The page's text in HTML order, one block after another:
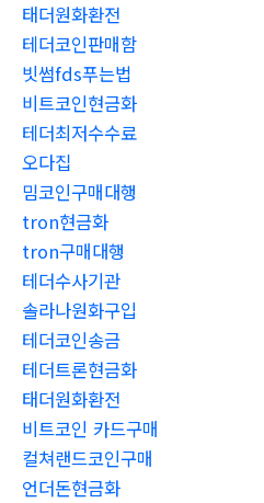
태더원화환전
테더코인판매함
빗썸fds푸는법
비트코인현금화
테더최저수수료
오다집
밈코인구매대행
tron현금화
tron구매대행
테더수사기관
솔라나원화구입
테더코인송금
테더트론현금화
태더원화환전
비트코인 카드구매
컬쳐랜드코인구매
언더돈현금화